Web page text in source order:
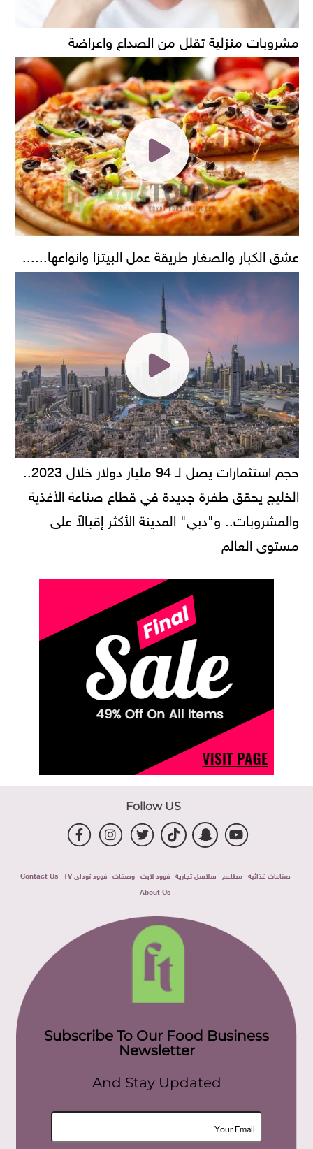
مشروبات منزلية تقلل من الصداع واعراضة
عشق الكبار والصغار طريقة عمل البيتزا وانواعها......
الخليج يحقق طفرة جديدة في قطاع صناعة الأغذية
والمشروبات.. و"دبي" المدينة الأكثر إقبالاً على
مستوى العالم
Follow US
صناعات غذائية مطاعم سلاسل تجارية فوود لايت وصفات فوود توداى TV
Contact Us
About Us
Subscribe To Our Food Business
Newsletter
And Stay Updated